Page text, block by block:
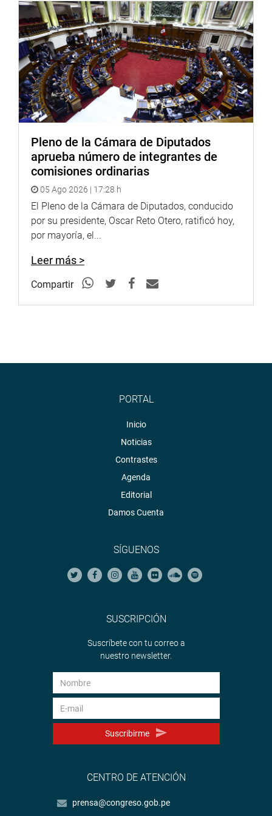
gestión de riesgo tenemos una reacción muy débil
cuando ya ocurrió el desastre. “Los problemas no solo
son desgracias naturales, sino sociales”, puntualizó.
(JCHOY)
PRENSA-CONGRESO (AC)
Puede encontrar más información en nuestra página web
y redes sociales.
Heraldo goo.gl/Ty5Tto
Portal: http://www.congreso.gob.pe/
Facebook:https://goo.gl/s5t7XN
Twitter:https://goo.gl/iMywRR
goo.gl/hMwTg1
fotografia.congreso.gob.pe
Pleno de la Cámara de Diputados
aprueba número de integrantes de
comisiones ordinarias
05 Ago 2026 | 17:28 h
El Pleno de la Cámara de Diputados, conducido
por su presidente, Oscar Reto Otero, ratificó hoy,
por mayoría, el...
Leer más >
Compartir
PORTAL
Inicio
Noticias
Contrastes
Agenda
Editorial
Damos Cuenta
SÍGUENOS
SUSCRIPCIÓN
Suscríbete con tu correo a
nuestro newsletter.
Suscribirme
CENTRO DE ATENCIÓN
prensa@congreso.gob.pe